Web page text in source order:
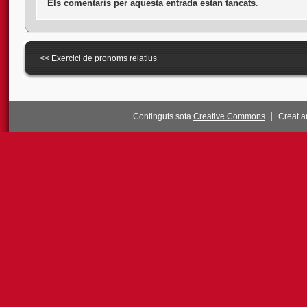
Els comentaris per aquesta entrada estan tancats
<< Exercici de pronoms relatius
Continguts sota Creative Commons Creat